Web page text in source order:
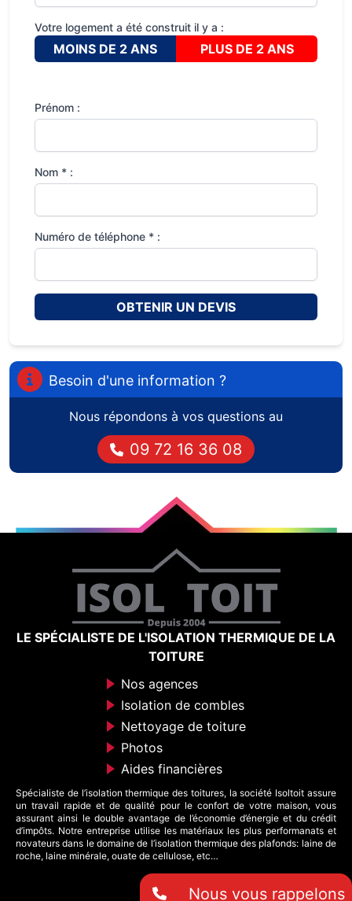
Votre logement a été construit il y a :
MOINS DE 2 ANS PLUS DE 2 ANS
Prénom :
Nom * :
Numéro de téléphone * :
OBTENIR UN DEVIS
Besoin d'une information ?
Nous répondons à vos questions au
09 72 16 36 08
LE SPÉCIALISTE DE L'ISOLATION THERMIQUE DE LA
TOITURE
Nos agences
Isolation de combles
Nettoyage de toiture
Photos
Aides financières
Spécialiste de l’isolation thermique des toitures, la société Isoltoit assure
un travail rapide et de qualité pour le confort de votre maison, vous
assurant ainsi le double avantage de l’économie d’énergie et du crédit
d’impôts. Notre entreprise utilise les matériaux les plus performanats et
novateurs dans le domaine de l’isolation thermique des plafonds: laine de
roche, laine minérale, ouate de cellulose, etc…
Nous vous rappelons